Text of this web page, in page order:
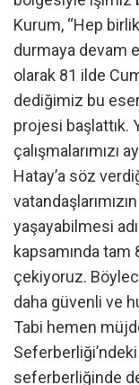
Kurum, “Hep
durmaya devam
olarak 81 ilde
dediğimiz bu
projesi başlattık.
çalışmalarımızı
Hatay’a söz
yaşayabilmesi
kapsamında tam
çekiyoruz.
daha güvenli ve
Tabi hemen
Seferberliği’ndeki
seferberliğinde